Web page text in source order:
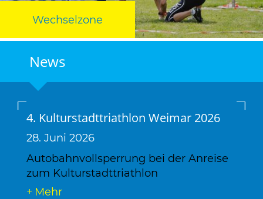
News
4. Kulturstadttriathlon Weimar 2026
28. Juni 2026
Autobahnvollsperrung bei der Anreise
zum Kulturstadttriathlon
Mehr
Wechselzone